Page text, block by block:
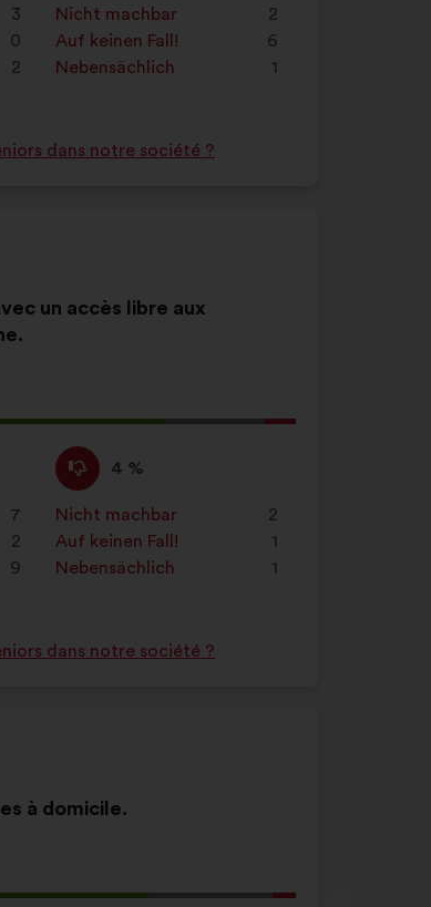
3
0
2
nicht
zu
:
wurde
eingeordnet
in:
Nicht machbar
: 2
mal
Auf keinen Fall!
: 6
mal
Nebensächlich
: 1
mal
dans notre société ?
un accès libre aux
7
2
9
Ich
stimme
nicht
zu
:
4 %
Dieser
Vorschlag
wurde
eingeordnet
in:
Nicht machbar
: 2
mal
Auf keinen Fall!
: 1
mal
Nebensächlich
: 1
mal
dans notre société ?
à domicile.